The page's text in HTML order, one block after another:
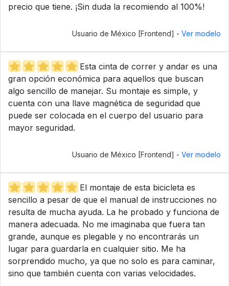
precio que tiene. ¡Sin duda la recomiendo al 100%!
Usuario de México [Frontend] - Ver modelo
Esta cinta de correr y andar es una
gran opción económica para aquellos que buscan
algo sencillo de manejar. Su montaje es simple, y
cuenta con una llave magnética de seguridad que
puede ser colocada en el cuerpo del usuario para
mayor seguridad.
Usuario de México [Frontend] - Ver modelo
El montaje de esta bicicleta es
sencillo a pesar de que el manual de instrucciones no
resulta de mucha ayuda. La he probado y funciona de
manera adecuada. No me imaginaba que fuera tan
grande, aunque es plegable y no encontrarás un
lugar para guardarla en cualquier sitio. Me ha
sorprendido mucho, ya que no solo es para caminar,
sino que también cuenta con varias velocidades.